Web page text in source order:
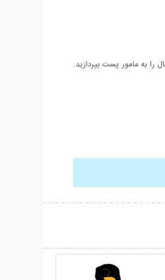
به مامور پست بپردازید.